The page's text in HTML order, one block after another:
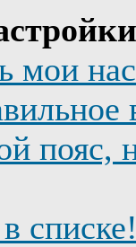
мои
пояс,